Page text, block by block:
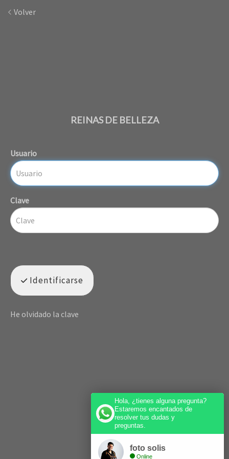
Volver
REINAS DE BELLEZA
Usuario
Clave
Identificarse
He olvidado la clave
Hola, ¿tienes alguna pregunta?
Estaremos encantados de
resolver tus dudas y
preguntas.
foto solis
Online